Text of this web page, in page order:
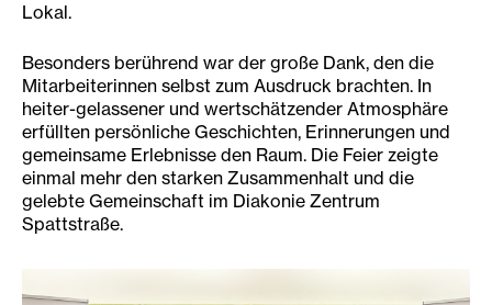
Lokal.
Besonders berührend war der große Dank, den die
Mitarbeiterinnen selbst zum Ausdruck brachten. In
heiter-gelassener und wertschätzender Atmosphäre
erfüllten persönliche Geschichten, Erinnerungen und
gemeinsame Erlebnisse den Raum. Die Feier zeigte
einmal mehr den starken Zusammenhalt und die
gelebte Gemeinschaft im Diakonie Zentrum
Spattstraße.